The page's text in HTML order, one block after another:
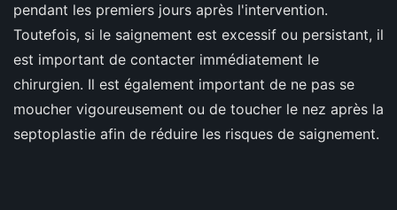
pendant les premiers jours après l'intervention.
Toutefois, si le saignement est excessif ou persistant, il
est important de contacter immédiatement le
chirurgien. Il est également important de ne pas se
moucher vigoureusement ou de toucher le nez après la
septoplastie afin de réduire les risques de saignement.